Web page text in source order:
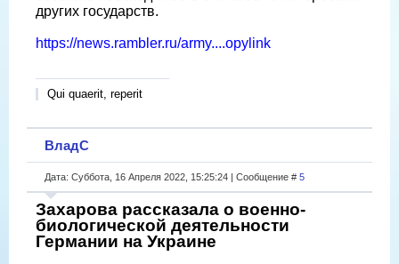
других государств.
https://news.rambler.ru/army....opylink
Qui quaerit, reperit
ВладС
Дата: Суббота, 16 Апреля 2022, 15:25:24 | Сообщение # 5
Захарова рассказала о военно-
биологической деятельности
Германии на Украине